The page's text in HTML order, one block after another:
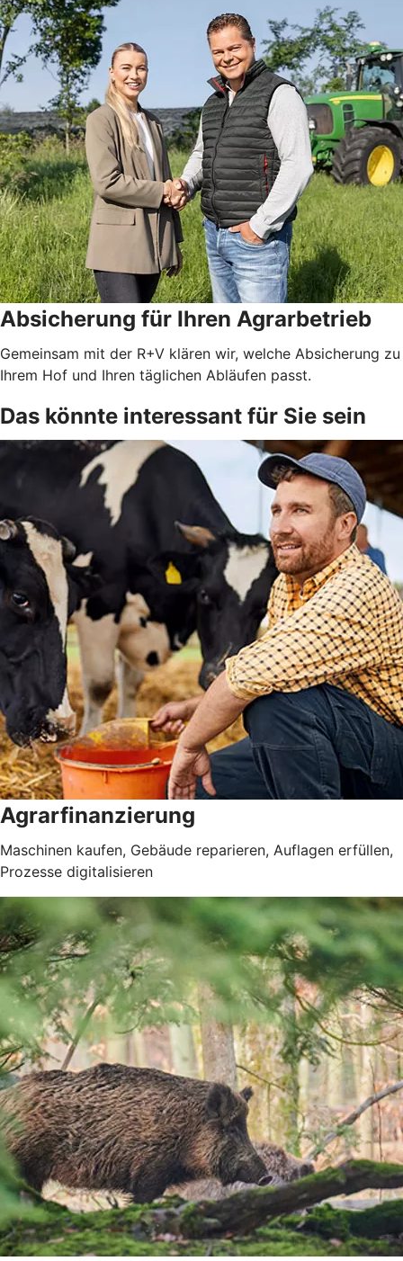
Absicherung für Ihren Agrarbetrieb
Gemeinsam mit der R+V klären wir, welche Absicherung zu
Ihrem Hof und Ihren täglichen Abläufen passt.
Das könnte interessant für Sie sein
Agrarfinanzierung
Maschinen kaufen, Gebäude reparieren, Auflagen erfüllen,
Prozesse digitalisieren